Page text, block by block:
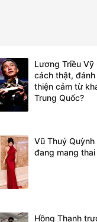
Lương Triều Vỹ
cách thật, đánh
thiện cảm từ
Trung Quốc?
Vũ Thuý
đang mang thai
Hồng Thanh